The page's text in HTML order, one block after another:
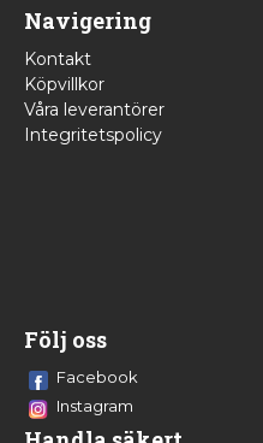
Navigering
Kontakt
Köpvillkor
Våra leverantörer
Integritetspolicy
Följ oss
Facebook
Instagram